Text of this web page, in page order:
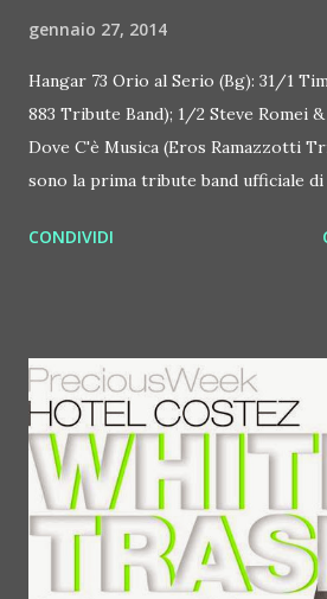
gennaio 27, 2014
Hangar 73 Orio al Serio (Bg): 31/1
883 Tribute Band); 1/2 Steve Romei
Dove C'è Musica (Eros Ramazzotti
sono la prima tribute band ufficiale di
La nascita della band risale al 2007,
tutta Italia. Alla voce c'è Fabrizio U.,
Max Pezzali. Lo stesso Pezzali è
dalla sua voce, con le stesse
perfetto per una tribute band!
fondatore dei Time Out.
Sabato 1 febbraio all'Hangar 73 di
scena un doppio dj set, quello di
CONDIVIDI